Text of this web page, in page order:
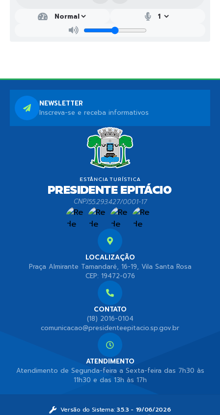
LOCALIZAÇÃO
Praça Almirante Tamandaré, 16-19, Vila Santa Rosa
CEP: 19472-076
CONTATO
(18) 2016-0104
comunicacao@presidenteepitacio.sp.gov.br
ATENDIMENTO
Atendimento de Segunda-feira a Sexta-feira das 7h30 às
11h30 e das 13h às 17h
CNPJ55.293.427/0001-17
NEWSLETTER
Inscreva-se e receba informativos
Versão do Sistema:3.5.3 - 19/06/2026